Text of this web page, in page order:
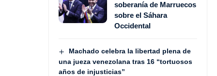
soberanía de Marruecos
sobre el Sáhara
Occidental
Machado celebra la libertad plena de
una jueza venezolana tras 16 “tortuosos
años de injusticias”